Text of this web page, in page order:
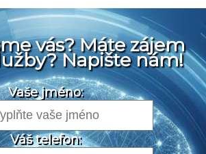
vás? Máte zájem
Napište nám!
Vaše jméno:
Váš telefon: